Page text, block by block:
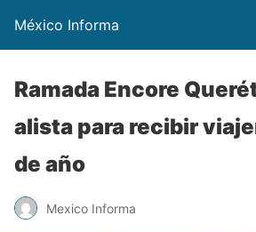
México Informa
Ramada Encore
alista para recibir
de año
Mexico Informa